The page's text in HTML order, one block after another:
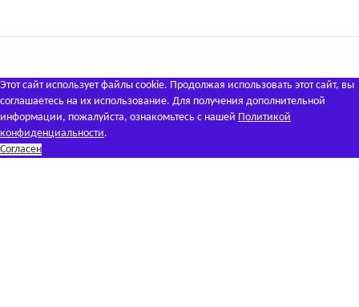
Этот сайт использует файлы cookie. Продолжая использовать этот сайт, вы
соглашаетесь на их использование. Для получения дополнительной
информации, пожалуйста, ознакомьтесь с нашей Политикой
конфиденциальности.
Согласен